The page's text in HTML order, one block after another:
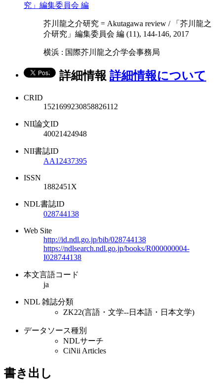
究」編集委員会 編
芥川龍之介研究 = Akutagawa review / 「芥川龍之
介研究」編集委員会 編 (11), 144-146, 2017
横浜 : 国際芥川龍之介学会事務局
詳細情報 詳細情報について
CRID
1521699230858826112
NII論文ID
40021424948
NII書誌ID
AA12437395
ISSN
1882451X
NDL書誌ID
028744138
Web Site
http://id.ndl.go.jp/bib/028744138
https://ndlsearch.ndl.go.jp/books/R000000004-
I028744138
本文言語コード
ja
NDL 雑誌分類
ZK22(言語・文学--日本語・日本文学)
データソース種別
NDLサーチ
CiNii Articles
書き出し